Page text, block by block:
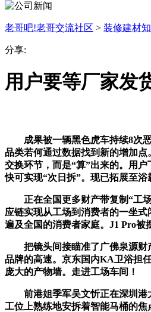
老哥吧!老哥交流社区 > 装修建材
分享:
用户要等厂家发
成果被一辆黑色虎车持续8次恶
品类若何通过数据找到新的增加
交换环节，而是“算”出来的。用
快可实现“次日拆”。现已拓展至浴
正在全国更多财产带复制“工场
应链实现从工场到消费者的一坐
遍及全国的消费者家庭。J1 Pro被
把镜头间接瞄准了广佛泉源财
品牌的高速。京东国内KA卫浴担
庞大的产物墙。走进工场车间！
前港姐季军吴文忻正在深圳港大
工位上熟练地安拆着智能马桶的